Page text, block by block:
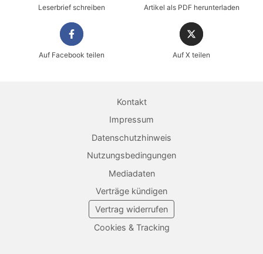
Magazin direkt im Browser lesen
Dauerhaft als PDF behalten
Leserbrief schreiben Artikel als PDF herunterladen
Auf Facebook teilen Auf X teilen
Kontakt
Impressum
Datenschutzhinweis
Nutzungsbedingungen
Mediadaten
Verträge kündigen
Vertrag widerrufen
Cookies & Tracking